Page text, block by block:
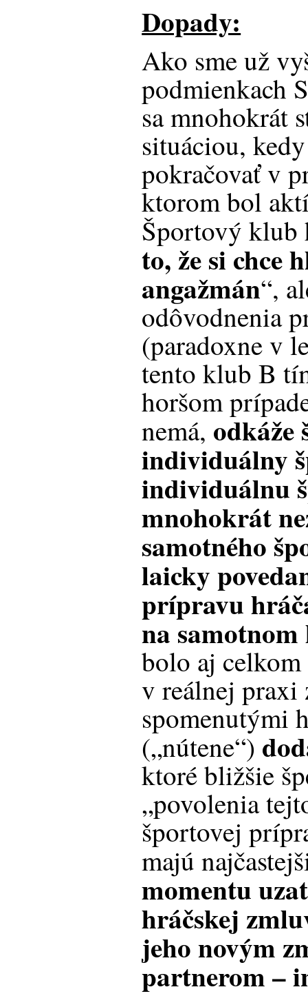
Dopady:
Ako sme už
podmienkach
sa mnohokrát
situáciou,
pokračovať v
ktorom bol
Športový
to, že si chce
angažmán“,
odôvodnenia
(paradoxne v
tento klub B
horšom
nemá, odkáže
individuálny
individuálnu
mnohokrát
samotného
laicky
prípravu
na
bolo aj
v reálnej praxi
spomenutými
(„nútene“)
ktoré bližšie
„povolenia
športovej
majú
momentu
hráčskej
jeho novým
partnerom –